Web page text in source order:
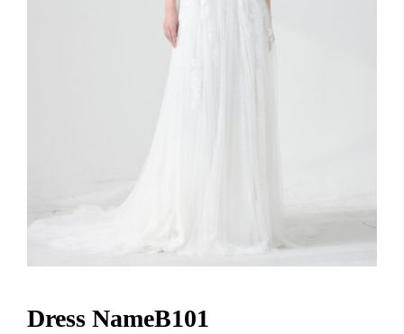
Dress NameB101